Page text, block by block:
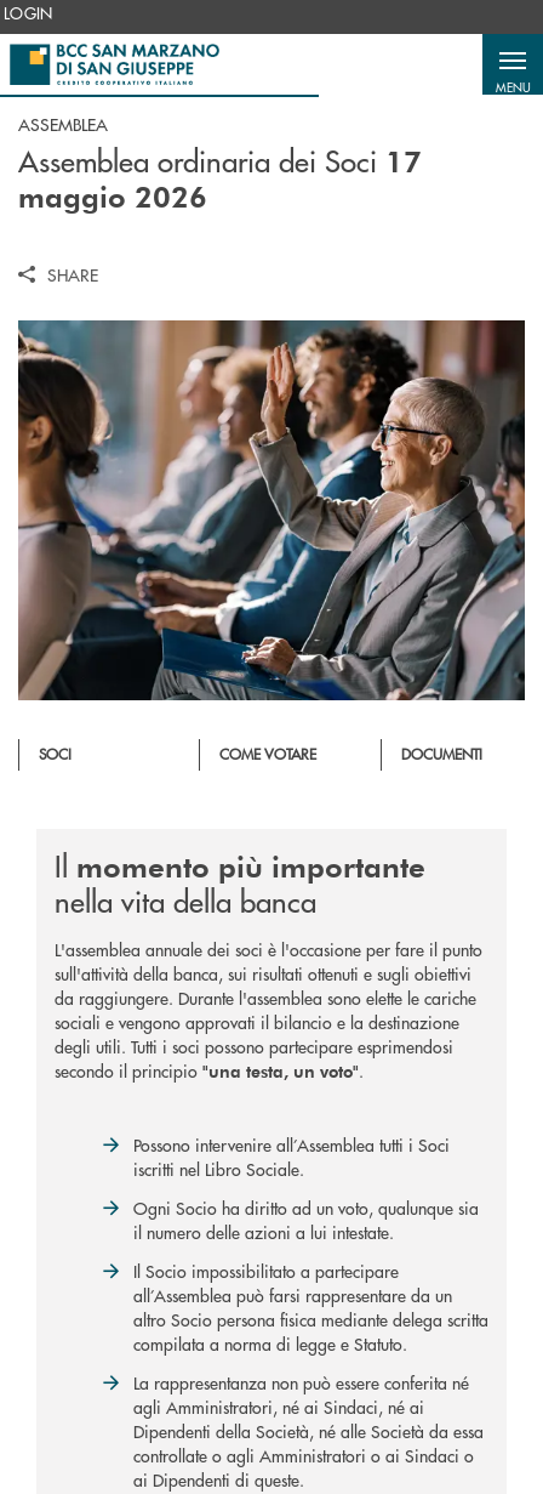
Salta al contenuto principale
LOGIN
MENU
ASSEMBLEA
Assemblea ordinaria dei Soci 17
maggio 2026
SHARE
SOCI COME VOTARE DOCUMENTI
Il momento più importante
nella vita della banca
L'assemblea annuale dei soci è l'occasione per fare il punto
sull'attività della banca, sui risultati ottenuti e sugli obiettivi
da raggiungere. Durante l'assemblea sono elette le cariche
sociali e vengono approvati il bilancio e la destinazione
degli utili. Tutti i soci possono partecipare esprimendosi
secondo il principio "una testa, un voto".
Possono intervenire all’Assemblea tutti i Soci
iscritti nel Libro Sociale.
Ogni Socio ha diritto ad un voto, qualunque sia
il numero delle azioni a lui intestate.
Il Socio impossibilitato a partecipare
all’Assemblea può farsi rappresentare da un
altro Socio persona fisica mediante delega scritta
compilata a norma di legge e Statuto.
La rappresentanza non può essere conferita né
agli Amministratori, né ai Sindaci, né ai
Dipendenti della Società, né alle Società da essa
controllate o agli Amministratori o ai Sindaci o
ai Dipendenti di queste.